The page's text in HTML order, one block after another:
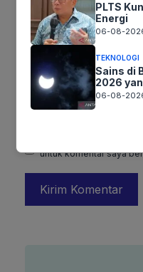
Nama
Surel
untuk komentar saya
PLTS
Energi
06-08-
TEKNOLOGI
Sains di
2026
06-08-